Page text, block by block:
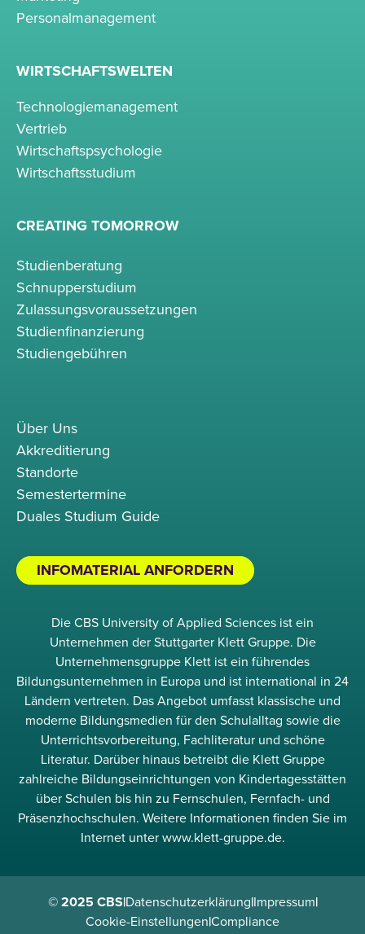
Personalmanagement
WIRTSCHAFTSWELTEN
Technologiemanagement
Vertrieb
Wirtschaftspsychologie
Wirtschaftsstudium
CREATING TOMORROW
Studienberatung
Schnupperstudium
Zulassungsvoraussetzungen
Studienfinanzierung
Studiengebühren
Über Uns
Akkreditierung
Standorte
Semestertermine
Duales Studium Guide
INFOMATERIAL ANFORDERN
Die CBS University of Applied Sciences ist ein
Unternehmen der Stuttgarter Klett Gruppe. Die
Unternehmensgruppe Klett ist ein führendes
Bildungsunternehmen in Europa und ist international in 24
Ländern vertreten. Das Angebot umfasst klassische und
moderne Bildungsmedien für den Schulalltag sowie die
Unterrichtsvorbereitung, Fachliteratur und schöne
Literatur. Darüber hinaus betreibt die Klett Gruppe
zahlreiche Bildungseinrichtungen von Kindertagesstätten
über Schulen bis hin zu Fernschulen, Fernfach- und
Präsenzhochschulen. Weitere Informationen finden Sie im
Internet unter www.klett-gruppe.de.
© 2025 CBS|Datenschutzerklärung|Impressum|
Cookie-Einstellungen|Compliance